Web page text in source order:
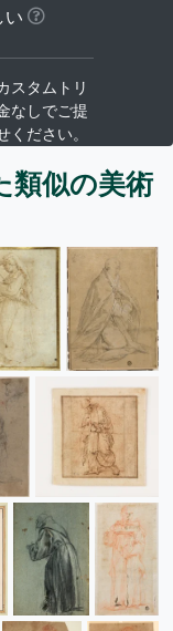
い
スタムトリ
なしでご提
ださい。
類似の美術